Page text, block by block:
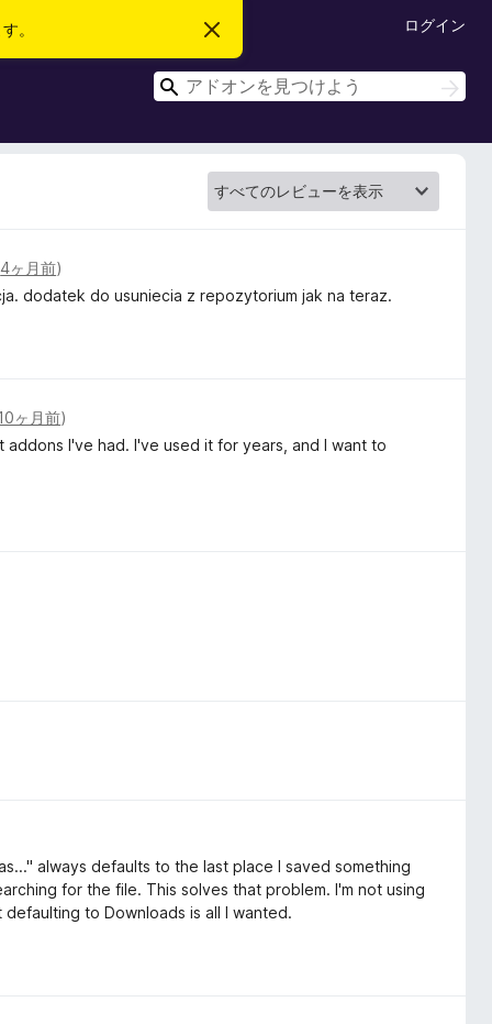
。
こ
お
知
ら
じ
る
ログイン
検
検
索
4ヶ月前)
dodatek do usuniecia z repozytorium jak na teraz.
ヶ月前)
I've had. I've used it for years, and I want to
always defaults to the last place I saved something
for the file. This solves that problem. I'm not using
to Downloads is all I wanted.